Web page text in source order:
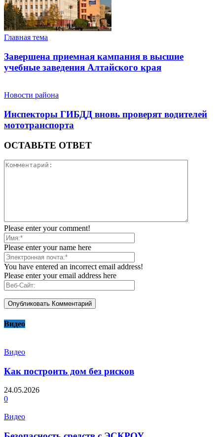
Главная тема
Завершена приемная кампания в высшие
учебные заведения Алтайского края
Новости района
Инспекторы ГИБДД вновь проверят водителей
мототранспорта
ОСТАВЬТЕ ОТВЕТ
Please enter your comment!
Please enter your name here
You have entered an incorrect email address!
Please enter your email address here
Видео
Видео
Как построить дом без рисков
24.05.2026
0
Видео